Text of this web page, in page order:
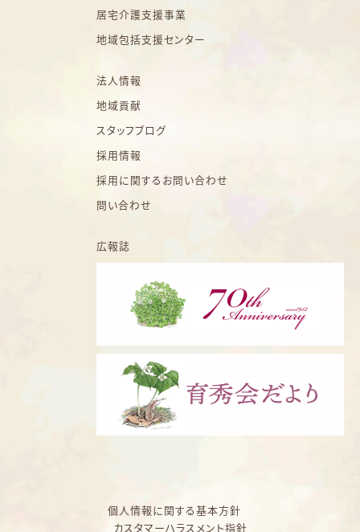
居宅介護支援事業
地域包括支援センター
法人情報
地域貢献
スタッフブログ
採用情報
採用に関するお問い合わせ
問い合わせ
広報誌
個人情報に関する基本方針
カスタマーハラスメント指針